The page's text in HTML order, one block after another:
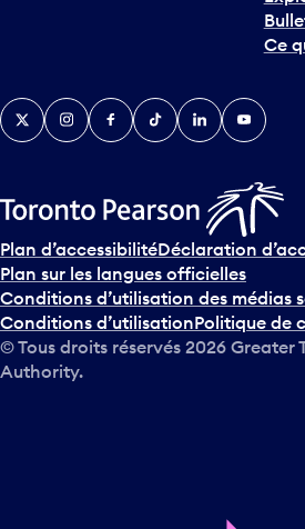
Ce
TwitterInstagramFacebook
TikTokLinkedInYouTube
Plan d’accessibilitéDéclaration
Plan sur les langues officielles
Conditions d’utilisation des médias
Conditions d’utilisationPolitique de
© Tous droits réservés 2026 Greater
Authority.